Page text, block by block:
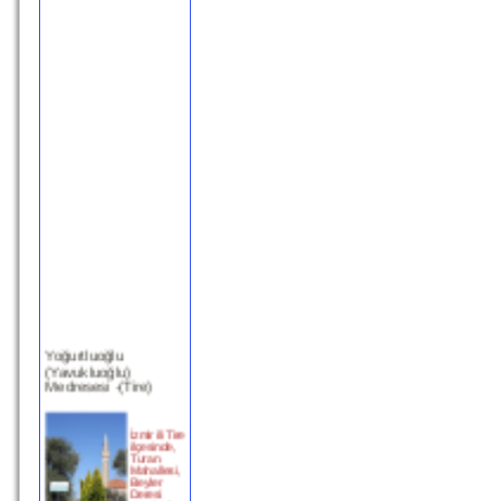
(Yavukluoğlu)
Medresesi -(Tire)
ilçesinde,
Turan
Mahallesi,
Beyler
Deresi
semtinde